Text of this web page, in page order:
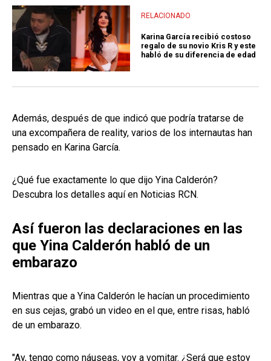
RELACIONADO
Karina García recibió costoso
regalo de su novio Kris R y este
habló de su diferencia de edad
Además, después de que indicó que podría tratarse de
una excompañera de reality, varios de los internautas han
pensado en Karina García.
¿Qué fue exactamente lo que dijo Yina Calderón?
Descubra los detalles aquí en Noticias RCN.
Así fueron las declaraciones en las
que Yina Calderón habló de un
embarazo
Mientras que a Yina Calderón le hacían un procedimiento
en sus cejas, grabó un video en el que, entre risas, habló
de un embarazo.
"Ay, tengo como náuseas, voy a vomitar. ¿Será que estoy